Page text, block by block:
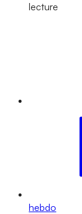
lecture
hebdo